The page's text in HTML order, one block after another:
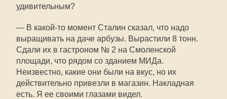
удивительным?
— В какой-то момент Сталин сказал, что надо
выращивать на даче арбузы. Вырастили 8 тонн.
Сдали их в гастроном № 2 на Смоленской
площади, что рядом со зданием МИДа.
Неизвестно, какие они были на вкус, но их
действительно привезли в магазин. Накладная
есть. Я ее своими глазами видел.